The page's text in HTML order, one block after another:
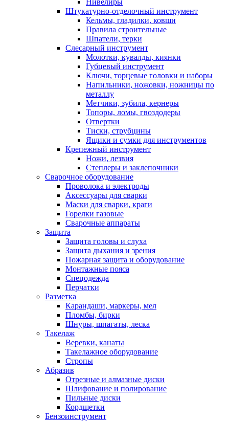
Штукатурно-отделочный инструмент
Кельмы, гладилки, ковши
Правила строительные
Шпатели, терки
Слесарный инструмент
Молотки, кувалды, киянки
Губцевый инструмент
Ключи, торцевые головки и наборы
Напильники, ножовки, ножницы по
металлу
Метчики, зубила, кернеры
Топоры, ломы, гвоздодеры
Отвертки
Тиски, струбцины
Ящики и сумки для инструментов
Крепежный инструмент
Ножи, лезвия
Степлеры и заклепочники
Сварочное оборудование
Проволока и электроды
Аксессуары для сварки
Маски для сварки, краги
Горелки газовые
Сварочные аппараты
Защита
Защита головы и слуха
Защита дыхания и зрения
Пожарная защита и оборудование
Монтажные пояса
Спецодежда
Перчатки
Разметка
Карандаши, маркеры, мел
Пломбы, бирки
Шнуры, шпагаты, леска
Такелаж
Веревки, канаты
Такелажное оборудование
Стропы
Абразив
Отрезные и алмазные диски
Шлифование и полирование
Пильные диски
Кордщетки
Бензоинструмент